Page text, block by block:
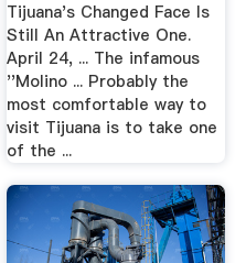
Tijuana's Changed Face Is
Still An Attractive One.
April 24, ... The infamous
''Molino ... Probably the
most comfortable way to
visit Tijuana is to take one
of the ...